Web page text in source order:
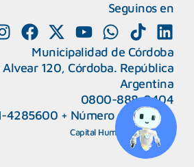
Seguinos en
Municipalidad de Córdoba
Alvear 120, Córdoba. República
Argentina
0800-888-0404
4285600 + Número de interno
Capital Humano |Webmail
a Personas Migrantes y Refugiadas.